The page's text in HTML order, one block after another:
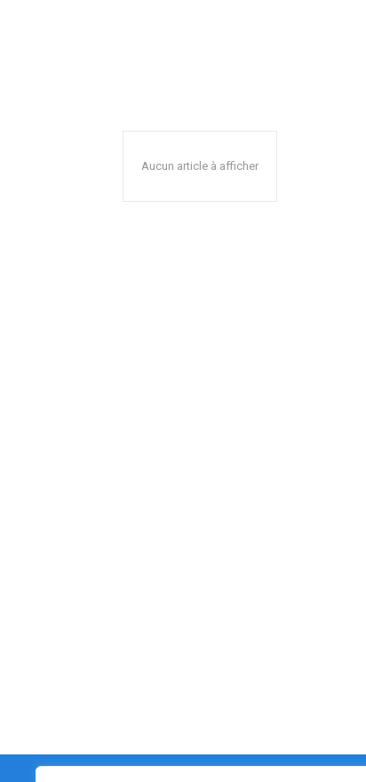
Aucun article à afficher